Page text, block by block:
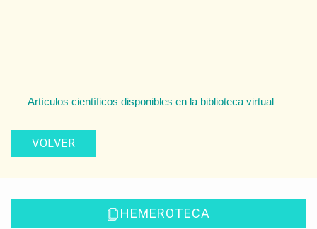
Artículos científicos disponibles en la biblioteca virtual
VOLVER
HEMEROTECA